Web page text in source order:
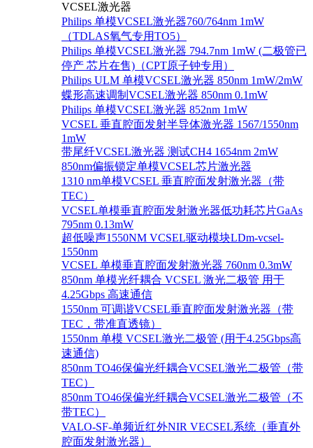
VCSEL激光器
Philips 单模VCSEL激光器760/764nm 1mW
（TDLAS氧气专用TO5）
Philips 单模VCSEL激光器 794.7nm 1mW (二极管已
停产 芯片在售)（CPT原子钟专用）
Philips ULM 单模VCSEL激光器 850nm 1mW/2mW
蝶形高速调制VCSEL激光器 850nm 0.1mW
Philips 单模VCSEL激光器 852nm 1mW
VCSEL 垂直腔面发射半导体激光器 1567/1550nm
1mW
带尾纤VCSEL激光器 测试CH4 1654nm 2mW
850nm偏振锁定单模VCSEL芯片激光器
1310 nm单模VCSEL 垂直腔面发射激光器（带
TEC）
VCSEL单模垂直腔面发射激光器低功耗芯片GaAs
795nm 0.13mW
超低噪声1550NM VCSEL驱动模块LDm-vcsel-
1550nm
VCSEL 单模垂直腔面发射激光器 760nm 0.3mW
850nm 单模光纤耦合 VCSEL 激光二极管 用于
4.25Gbps 高速通信
1550nm 可调谐VCSEL垂直腔面发射激光器（带
TEC，带准直透镜）
1550nm 单模 VCSEL激光二极管 (用于4.25Gbps高
速通信)
850nm TO46保偏光纤耦合VCSEL激光二极管（带
TEC）
850nm TO46保偏光纤耦合VCSEL激光二极管（不
带TEC）
VALO-SF-单频近红外NIR VECSEL系统（垂直外
腔面发射激光器）